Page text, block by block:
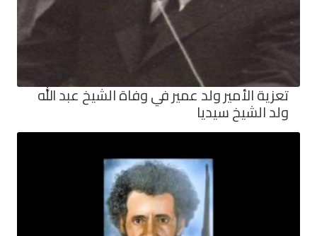
تعزية الأمير ولد عمير في وفاة الشيخ عبد الله
ولد الشيخ سيديا